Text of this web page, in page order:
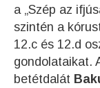
a „Szép az
szintén a
12.c és 12.d
gondolataikat.
betétdalát